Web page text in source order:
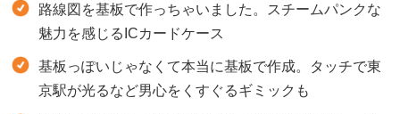
路線図を基板で作っちゃいました。スチームパンクな
魅力を感じるICカードケース
基板っぽいじゃなくて本当に基板で作成。タッチで東
京駅が光るなど男心をくすぐるギミックも